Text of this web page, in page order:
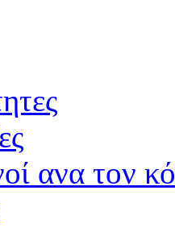
ανα τον